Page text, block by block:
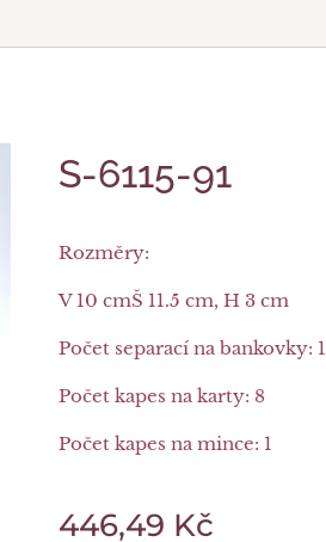
S-6115-91
Rozměry:
V 10 cmŠ 11.5 cm, H 3 cm
Počet separací na bankovky: 1
Počet kapes na karty: 8
Počet kapes na mince: 1
446,49 Kč